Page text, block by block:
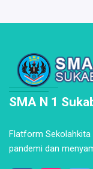
SMA N 1
Flatform Sekolahkita
pandemi dan